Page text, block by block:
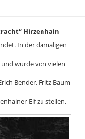
Hirzenhain
In der damaligen
wurde von vielen
Bender, Fritz Baum
Elf zu stellen.